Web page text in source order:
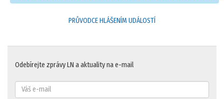
PRŮVODCE HLÁŠENÍM UDÁLOSTÍ
Odebírejte zprávy LN a aktuality na e-mail